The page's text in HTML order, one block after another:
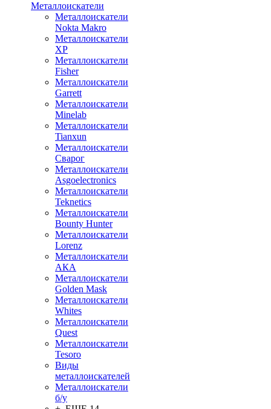
Металлоискатели
Металлоискатели
Nokta Makro
Металлоискатели
XP
Металлоискатели
Fisher
Металлоискатели
Garrett
Металлоискатели
Minelab
Металлоискатели
Tianxun
Металлоискатели
Сварог
Металлоискатели
Asgoelectronics
Металлоискатели
Teknetics
Металлоискатели
Bounty Hunter
Металлоискатели
Lorenz
Металлоискатели
АКА
Металлоискатели
Golden Mask
Металлоискатели
Whites
Металлоискатели
Quest
Металлоискатели
Tesoro
Виды
металлоискателей
Металлоискатели
б/у